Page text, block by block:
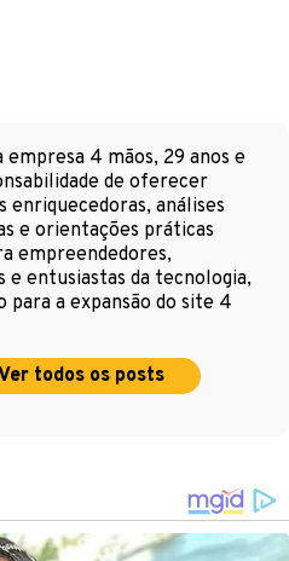
empresa 4 mãos, 29 anos e
de oferecer
enriquecedoras, análises
e orientações práticas
empreendedores,
e entusiastas da tecnologia,
para a expansão do site 4
Ver todos os posts